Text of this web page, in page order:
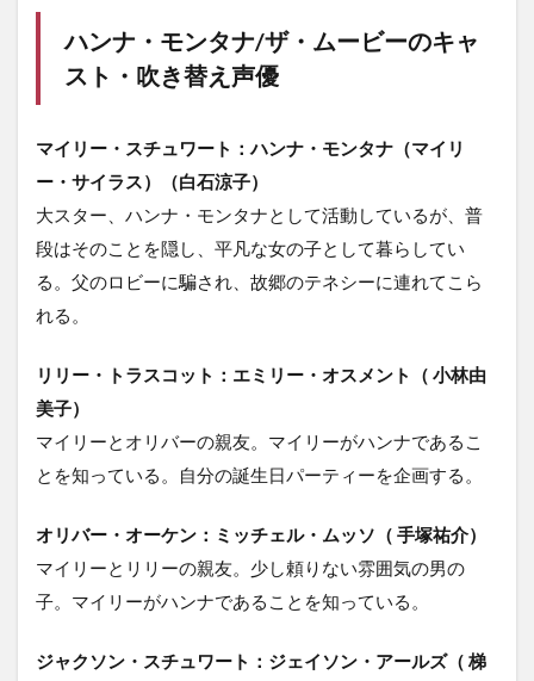
ハンナ・モンタナ/ザ・ムービーのキャ
スト・吹き替え声優
マイリー・スチュワート：ハンナ・モンタナ（マイリ
ー・サイラス）（白石涼子）
大スター、ハンナ・モンタナとして活動しているが、普
段はそのことを隠し、平凡な女の子として暮らしてい
る。父のロビーに騙され、故郷のテネシーに連れてこら
れる。
リリー・トラスコット：エミリー・オスメント（ 小林由
美子）
マイリーとオリバーの親友。マイリーがハンナであるこ
とを知っている。自分の誕生日パーティーを企画する。
オリバー・オーケン：ミッチェル・ムッソ（ 手塚祐介）
マイリーとリリーの親友。少し頼りない雰囲気の男の
子。マイリーがハンナであることを知っている。
ジャクソン・スチュワート：ジェイソン・アールズ（ 梯